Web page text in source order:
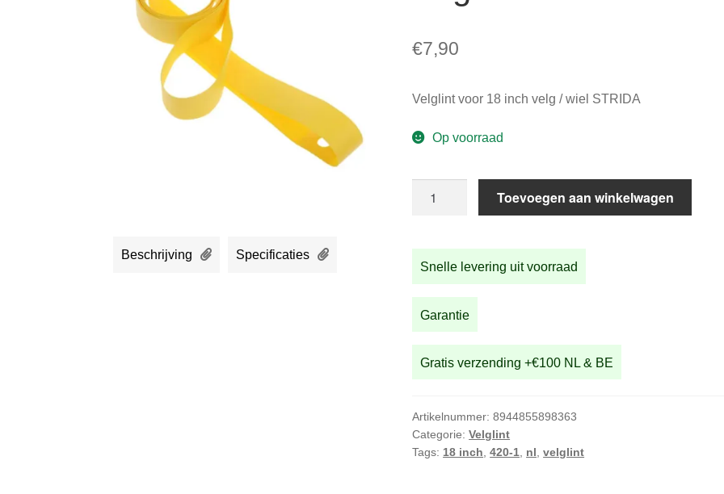
€7,90
Velglint voor 18 inch velg / wiel STRIDA
Op voorraad
inch
velg
wiel
STRIDA
Toevoegen aan winkelwagen
Snelle levering uit voorraad
Garantie
Gratis verzending +€100 NL & BE
Artikelnummer:8944855898363
Categorie:Velglint
Tags: 18 inch ,420-1 nl ,velglint
Beschrijving Specificaties